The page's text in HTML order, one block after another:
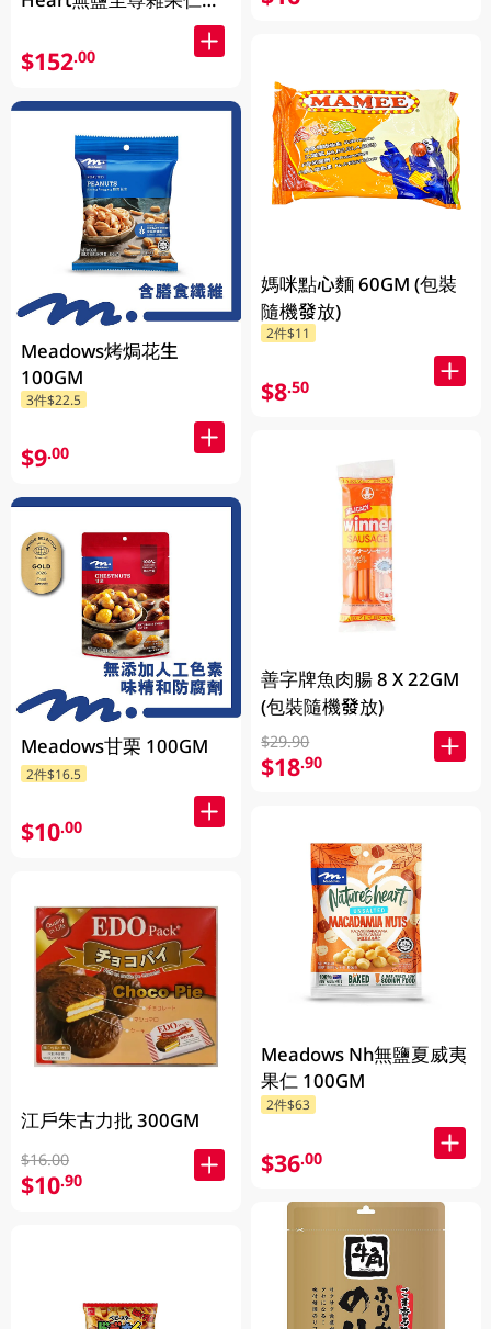
$152.00
Meadows烤焗花生
100GM
3件$22.5
$9.00
Meadows甘栗 100GM
2件$16.5
$10.00
江戶朱古力批 300GM
$16.00
$10.90
媽咪點心麵 60GM (包裝
隨機發放)
2件$11
$8.50
善字牌魚肉腸 8 X 22GM
(包裝隨機發放)
$29.90
$18.90
Meadows Nh無鹽夏威夷
果仁 100GM
2件$63
$36.00